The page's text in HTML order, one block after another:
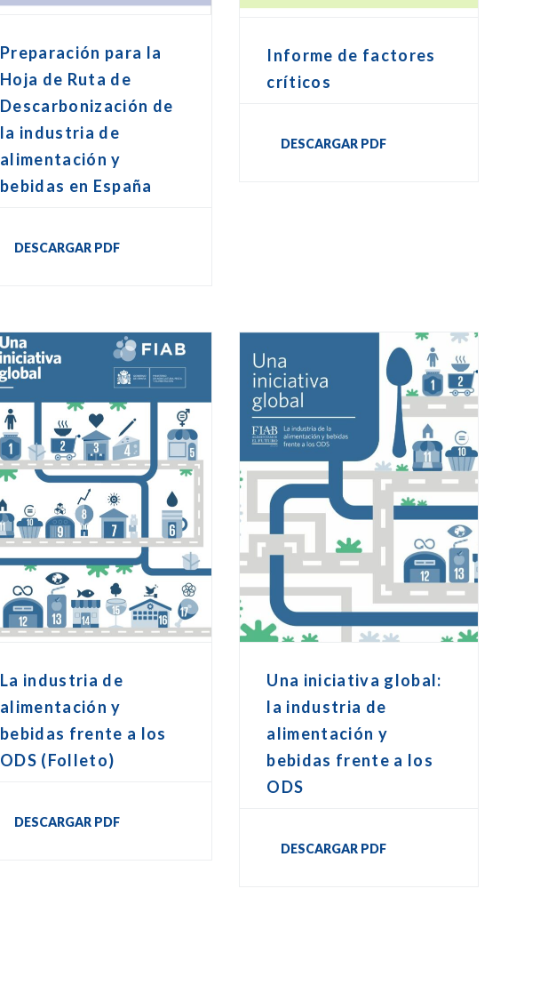
Preparación para la
Hoja de Ruta de
Descarbonización de
la industria de
alimentación y
bebidas en España
DESCARGAR PDF
Informe de factores
críticos
DESCARGAR PDF
La industria de
alimentación y
bebidas frente a los
ODS (Folleto)
DESCARGAR PDF
Una iniciativa global:
la industria de
alimentación y
bebidas frente a los
ODS
DESCARGAR PDF